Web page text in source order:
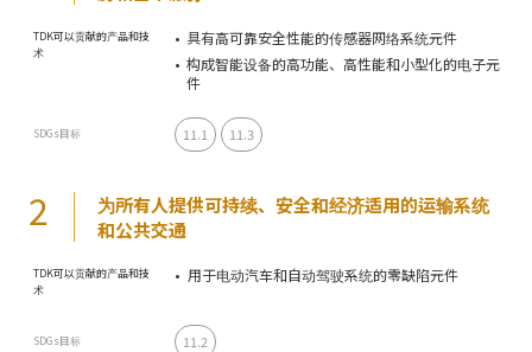
TDK可以贡献的产品和技
术
具有高可靠安全性能的传感器网络系统元件
构成智能设备的高功能、高性能和小型化的电子元
件
SDGs目标 11.1 11.3
2
为所有人提供可持续、安全和经济适用的运输系统
和公共交通
TDK可以贡献的产品和技
术
用于电动汽车和自动驾驶系统的零缺陷元件
SDGs目标 11.2